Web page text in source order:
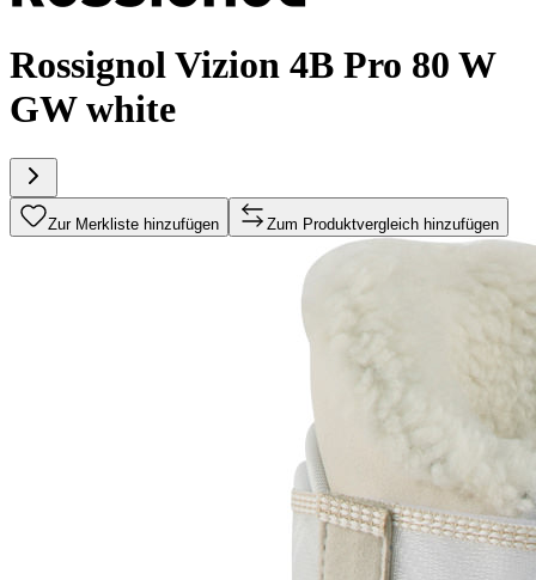
Rossignol Vizion 4B Pro 80 W
GW white
Zur Merkliste hinzufügen Zum Produktvergleich hinzufügen